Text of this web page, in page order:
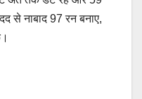
से नाबाद 97 रन बनाए,